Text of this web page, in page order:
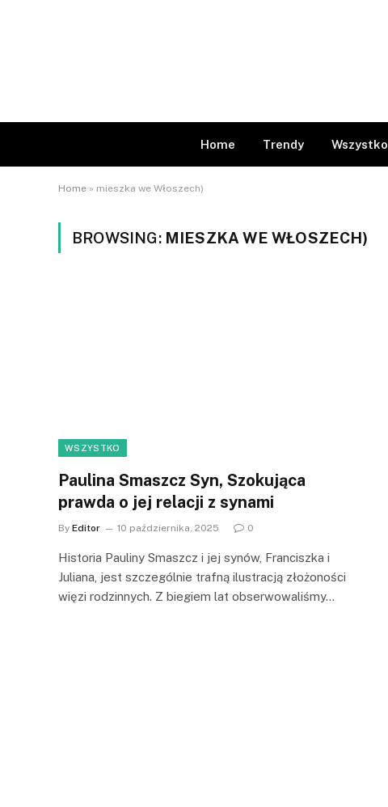
Home Trendy Wszystko
Home » mieszka we Włoszech)
BROWSING: MIESZKA WE WŁOSZECH)
WSZYSTKO
Paulina Smaszcz Syn, Szokująca
prawda o jej relacji z synami
By Editor 10 października, 2025 0
Historia Pauliny Smaszcz i jej synów, Franciszka i
Juliana, jest szczególnie trafną ilustracją złożoności
więzi rodzinnych. Z biegiem lat obserwowaliśmy…